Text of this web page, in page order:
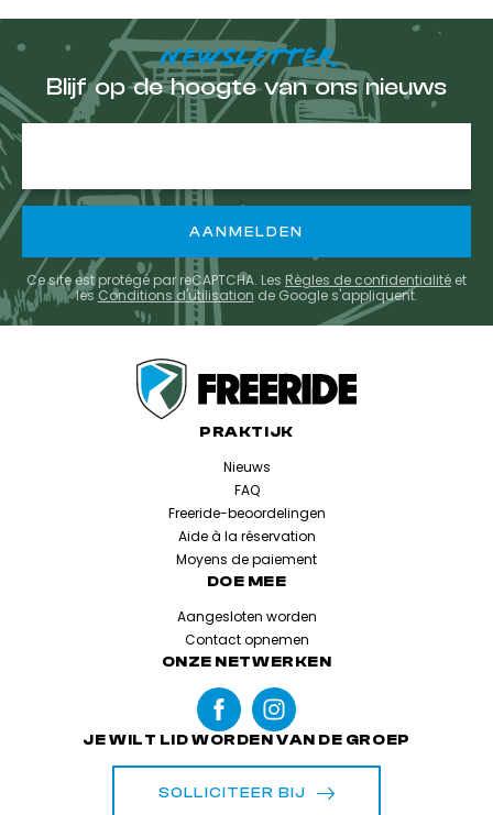
NEWSLETTER
Blijf op de hoogte van ons nieuws
Ce site est protégé par reCAPTCHA. Les Règles de confidentialité et
les Conditions d'utilisation de Google s'appliquent.
PRAKTIJK
Nieuws
FAQ
Freeride-beoordelingen
Aide à la réservation
Moyens de paiement
DOE MEE
Aangesloten worden
Contact opnemen
ONZE NETWERKEN
JE WILT LID WORDEN VAN DE GROEP
SOLLICITEER BIJ